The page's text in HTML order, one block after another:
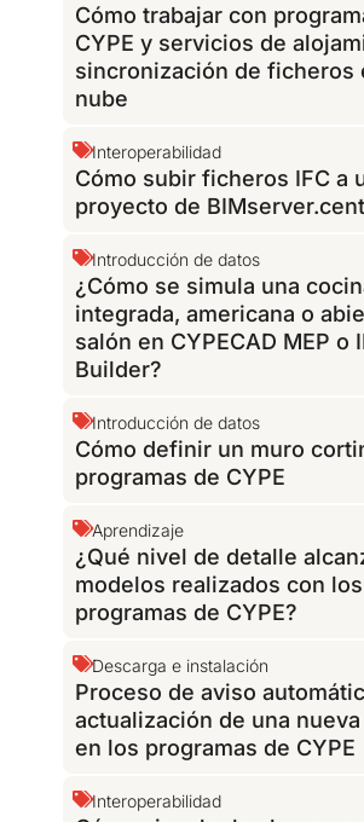
Cómo trabajar con
CYPE y servicios de
sincronización de ficheros
nube
Interoperabilidad
Cómo subir ficheros IFC a
proyecto de
Introducción de datos
¿Cómo se simula una
integrada, americana o
salón en CYPECAD MEP o
Builder?
Introducción de datos
Cómo definir un muro
programas de CYPE
Aprendizaje
¿Qué nivel de detalle
modelos realizados con los
programas de CYPE?
Descarga e instalación
Proceso de aviso
actualización de una
en los programas de CYPE
Interoperabilidad